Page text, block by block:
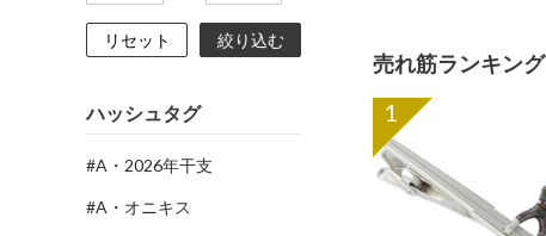
リセット 絞り込む
ハッシュタグ
#A・2026年干支
#A・オニキス
売れ筋ランキング
1